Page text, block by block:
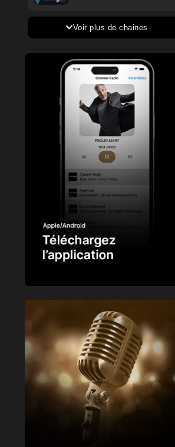
Voir plus de chaines